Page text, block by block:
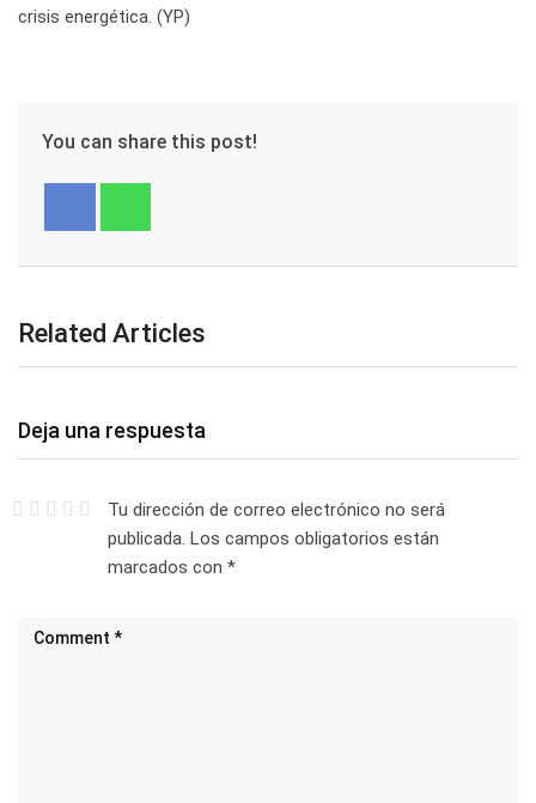
crisis energética. (YP)
You can share this post!
Related Articles
Deja una respuesta
Tu dirección de correo electrónico no será
publicada. Los campos obligatorios están
marcados con *